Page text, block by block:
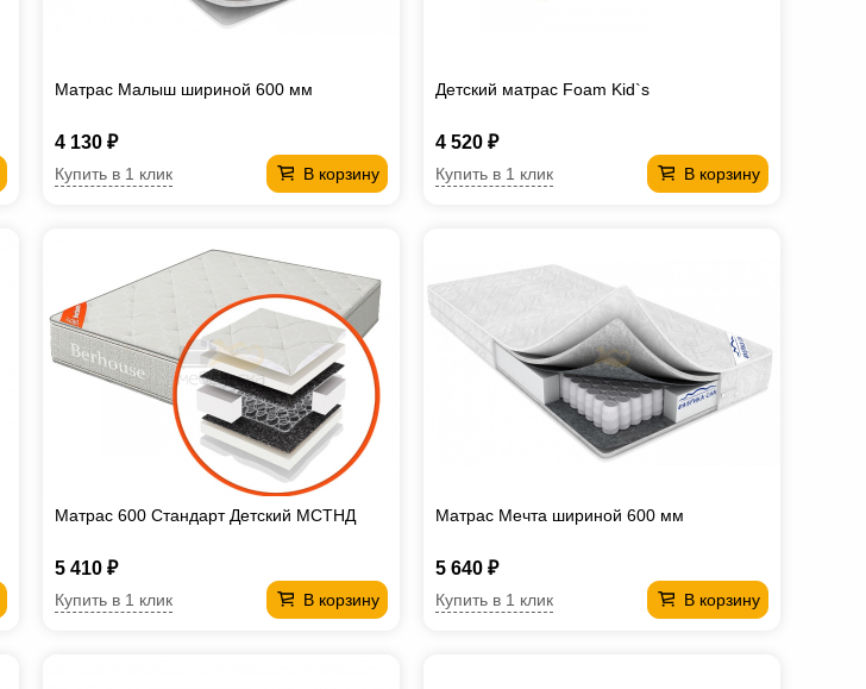
Матрас Малыш шириной 600 мм
4 130 ₽
В корзину
Купить в 1 клик
Детский матрас Foam Kid`s
4 520 ₽
В корзину
Купить в 1 клик
Матрас 600 Стандарт Детский МСТНД
5 410 ₽
В корзину
Купить в 1 клик
Матрас Мечта шириной 600 мм
5 640 ₽
В корзину
Купить в 1 клик